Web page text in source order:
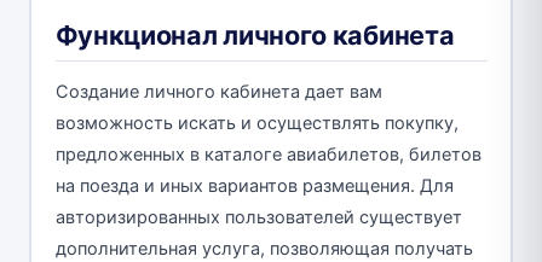
Функционал личного кабинета
Создание личного кабинета дает вам
возможность искать и осуществлять покупку,
предложенных в каталоге авиабилетов, билетов
на поезда и иных вариантов размещения. Для
авторизированных пользователей существует
дополнительная услуга, позволяющая получать